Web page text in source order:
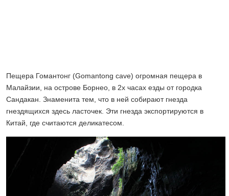
Пещера Гомантонг (Gomantong cave) огромная пещера в
Малайзии, на острове Борнео, в 2х часах езды от городка
Сандакан. Знаменита тем, что в ней собирают гнезда
гнездящихся здесь ласточек. Эти гнезда экспортируются в
Китай, где считаются деликатесом.